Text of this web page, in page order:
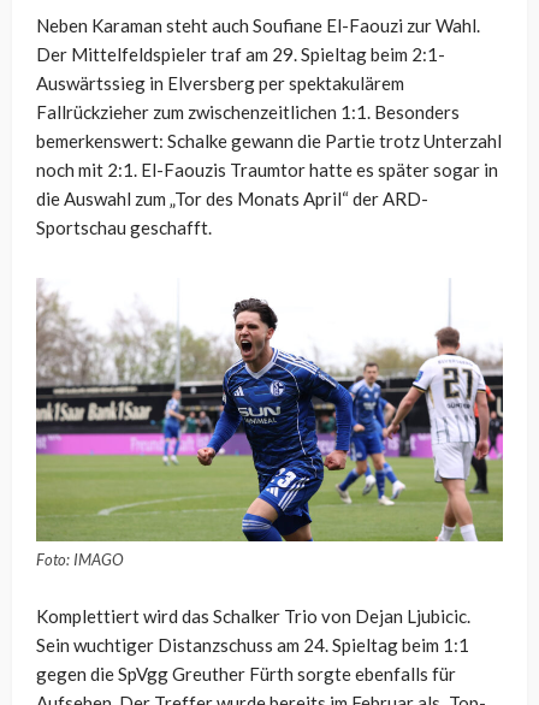
Neben Karaman steht auch Soufiane El-Faouzi zur Wahl.
Der Mittelfeldspieler traf am 29. Spieltag beim 2:1-
Auswärtssieg in Elversberg per spektakulärem
Fallrückzieher zum zwischenzeitlichen 1:1. Besonders
bemerkenswert: Schalke gewann die Partie trotz Unterzahl
noch mit 2:1. El-Faouzis Traumtor hatte es später sogar in
die Auswahl zum „Tor des Monats April“ der ARD-
Sportschau geschafft.
Foto: IMAGO
Komplettiert wird das Schalker Trio von Dejan Ljubicic.
Sein wuchtiger Distanzschuss am 24. Spieltag beim 1:1
gegen die SpVgg Greuther Fürth sorgte ebenfalls für